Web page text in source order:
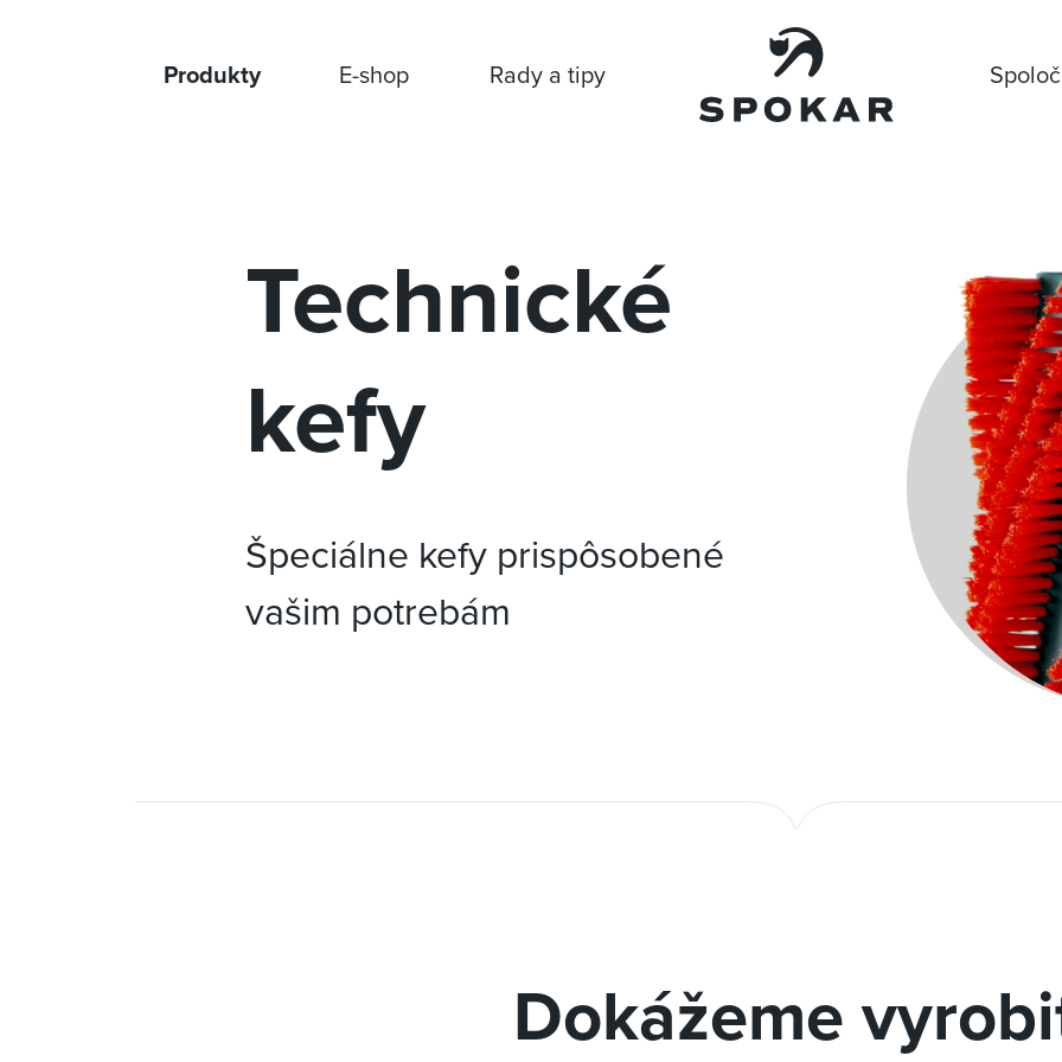
Produkty E-shop Rady a tipy
Technické
kefy
Špeciálne kefy prispôsobené
vašim potrebám
Dokážeme